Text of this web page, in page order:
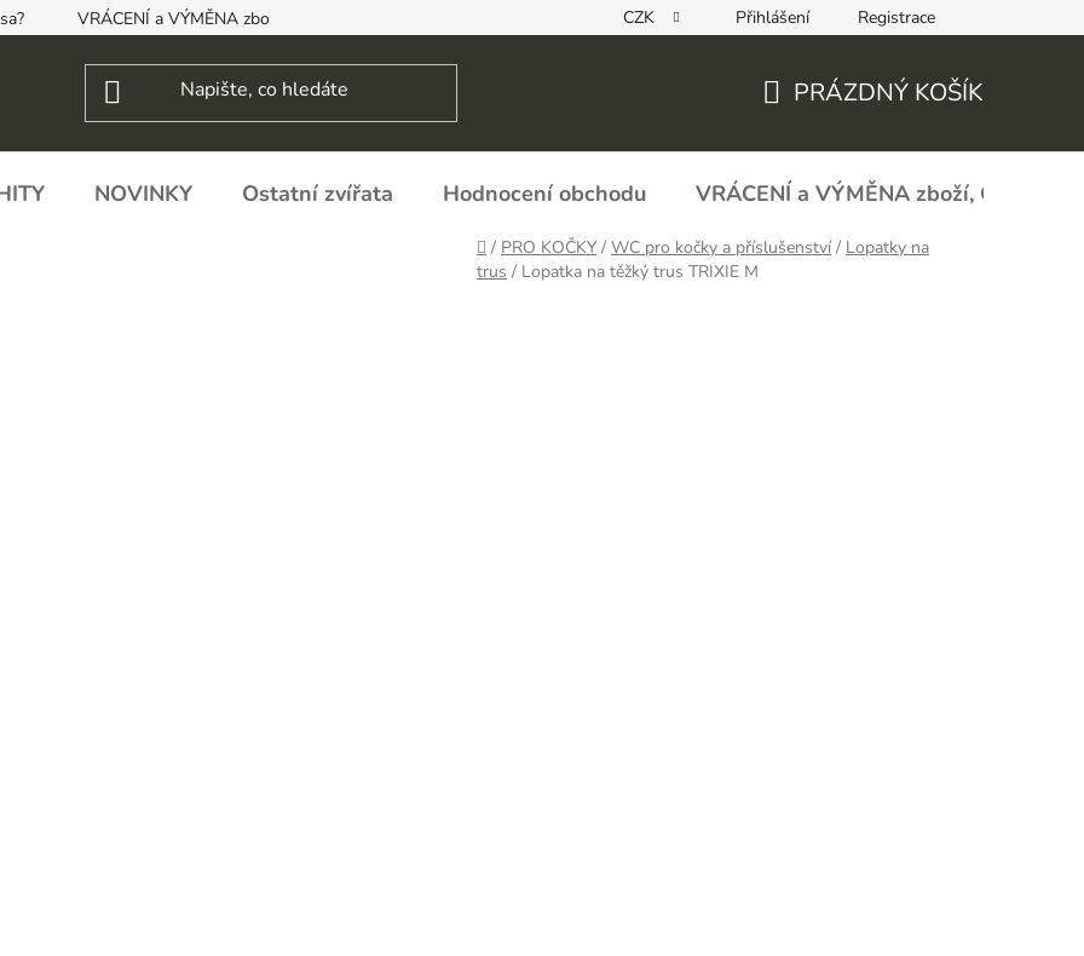
VRÁCENÍ a VÝMĚNA zboží, ODSTOUPENÍ OD SMLOUVY REKLAMAČNÍ FORMULÁŘ - zboží s vadou
CZK Přihlášení Registrace
KOŠÍK
PRÁZDNÝ KOŠÍK
NOVINKY Ostatní zvířata Hodnocení obchodu VRÁCENÍ a VÝMĚNA zboží,
Domů
/ PRO KOČKY / WC pro kočky a příslušenství / Lopatky na
trus / Lopatka na těžký trus TRIXIE M